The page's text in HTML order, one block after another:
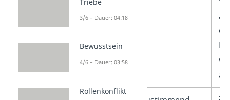
3/6 – Dauer: 04:18
Bewusstsein
4/6 – Dauer: 03:58
Rollenkonflikt